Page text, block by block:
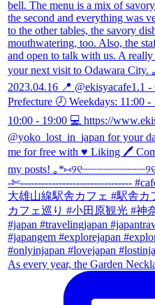
As every year, the Garden